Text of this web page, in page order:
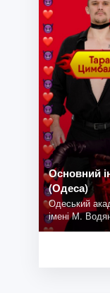
Основний
(Одеса)
Одеський
імені М.